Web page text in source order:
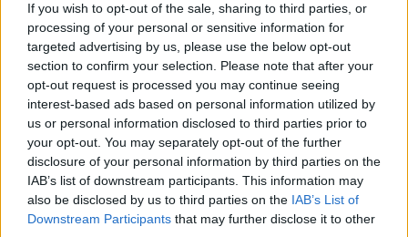
If you wish to opt-out of the sale, sharing to third parties, or
processing of your personal or sensitive information for
targeted advertising by us, please use the below opt-out
section to confirm your selection. Please note that after your
opt-out request is processed you may continue seeing
interest-based ads based on personal information utilized by
us or personal information disclosed to third parties prior to
your opt-out. You may separately opt-out of the further
disclosure of your personal information by third parties on the
IAB’s list of downstream participants. This information may
also be disclosed by us to third parties on the IAB’s List of
Downstream Participants that may further disclose it to other
zsákba. Ezt a műveletet rá lehet bízni már egy 2 éves
kisgyerekre is. Örömmel fog segíteni.
Flip-flop papucs
Kartonpapírra rajzoljuk körbe egy papucsunk talpának
körvonalát, majd sniccer és olló segítségével vágjuk körbe.
Ezt a műveletet a felnőttek végzik, gyerek kezébe sniccert
nem adunk, kartont pedig nagyon nehéz vágnia. Az
elkészült papucstalpat kilyukasztjuk 3 helyen, ahol
eredetileg a pántok vannak. Az egyik lyukba dugjuk a drótot, a hátoldalon
ragasztószalaggal rögzítjük.
Fakanálbáb - szalmabáb